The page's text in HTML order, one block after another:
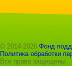
© 2014-2026 Фонд
Политика обработки
Все права защищены